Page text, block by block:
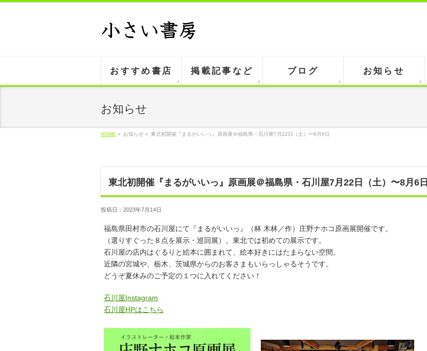
おすすめ書店 掲載記事など ブログ お知らせ
お知らせ
HOME » お知らせ » 東北初開催『まるがいいっ』原画展＠福島県・石川屋7月22日（土）〜8月6日
東北初開催『まるがいいっ』原画展＠福島県・石川屋7月22日（土）〜8月6日
投稿日：2023年7月14日
福島県田村市の石川屋にて『まるがいいっ』（林 木林／作）庄野ナホコ原画展開催です。
（選りすぐった８点を展示・巡回展）。東北では初めての展示です。
石川屋の店内はぐるりと絵本に囲まれて、絵本好きにはたまらない空間。
近隣の宮城や、栃木、茨城県からのお客さまもいらっしゃるそうです。
どうぞ夏休みのご予定の１つに入れてください！
石川屋Instagram
石川屋HPはこちら